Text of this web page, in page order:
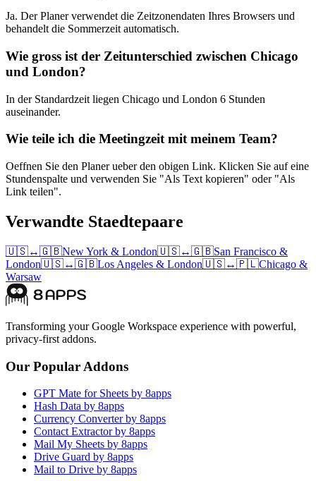
Ja. Der Planer verwendet die Zeitzonendaten Ihres Browsers und
behandelt die Sommerzeit automatisch.
Wie gross ist der Zeitunterschied zwischen Chicago
und London?
In der Standardzeit liegen Chicago und London 6 Stunden
auseinander.
Wie teile ich die Meetingzeit mit meinem Team?
Oeffnen Sie den Planer ueber den obigen Link. Klicken Sie auf eine
Stundenspalte und verwenden Sie "Als Text kopieren" oder "Als
Link teilen".
Verwandte Staedtepaare
🇺🇸↔🇬🇧New York & London🇺🇸↔🇬🇧San Francisco &
London🇺🇸↔🇬🇧Los Angeles & London🇺🇸↔🇵🇱Chicago &
Warsaw
Transforming your Google Workspace experience with powerful,
privacy-first addons.
Our Popular Addons
GPT Mate for Sheets by 8apps
Hash Data by 8apps
Currency Converter by 8apps
Contact Extractor by 8apps
Mail My Sheets by 8apps
Drive Guard by 8apps
Mail to Drive by 8apps